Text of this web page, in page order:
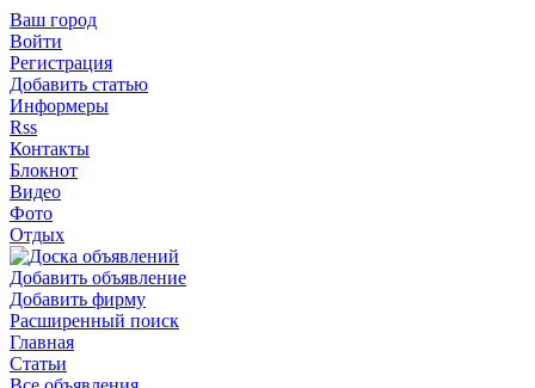
Ваш город
Войти
Регистрация
Добавить статью
Информеры
Rss
Контакты
Блокнот
Видео
Фото
Отдых
Добавить объявление
Добавить фирму
Расширенный поиск
Главная
Статьи